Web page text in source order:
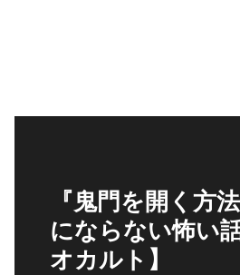
『鬼門を開く方
にならない怖い
オカルト】